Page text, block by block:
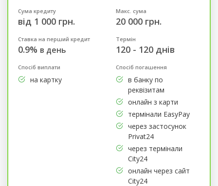
Сума кредиту
від 1 000 грн.
Макс. сума
20 000 грн.
Ставка на перший кредит
0.9% в день
Термін
120 - 120 днів
Спосіб виплати
на картку
Спосіб погашення
в банку по
реквізитам
онлайн з карти
термінали EasyPay
через застосунок
Privat24
через термінали
City24
онлайн через сайт
City24